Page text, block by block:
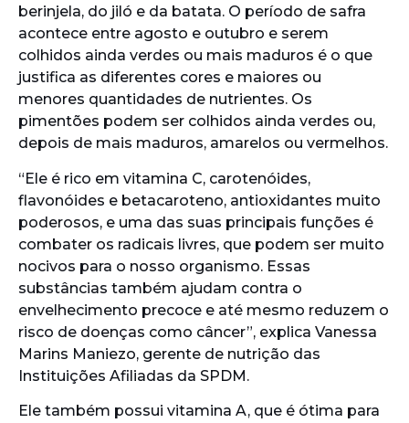
berinjela, do jiló e da batata. O período de safra
acontece entre agosto e outubro e serem
colhidos ainda verdes ou mais maduros é o que
justifica as diferentes cores e maiores ou
menores quantidades de nutrientes. Os
pimentões podem ser colhidos ainda verdes ou,
depois de mais maduros, amarelos ou vermelhos.
“Ele é rico em vitamina C, carotenóides,
flavonóides e betacaroteno, antioxidantes muito
poderosos, e uma das suas principais funções é
combater os radicais livres, que podem ser muito
nocivos para o nosso organismo. Essas
substâncias também ajudam contra o
envelhecimento precoce e até mesmo reduzem o
risco de doenças como câncer”, explica Vanessa
Marins Maniezo, gerente de nutrição das
Instituições Afiliadas da SPDM.
Ele também possui vitamina A, que é ótima para